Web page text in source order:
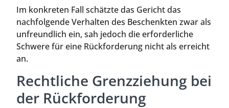
Im konkreten Fall schätzte das Gericht das
nachfolgende Verhalten des Beschenkten zwar als
unfreundlich ein, sah jedoch die erforderliche
Schwere für eine Rückforderung nicht als erreicht
an.
Rechtliche Grenzziehung bei
der Rückforderung